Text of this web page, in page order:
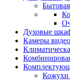
Духовые
Камеры
Кожухи